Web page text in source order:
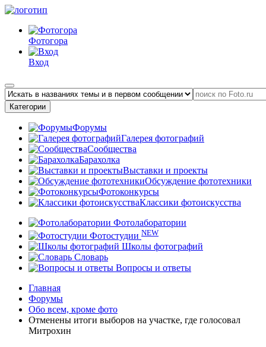
Фотогора
Вход
Категории
Форумы
Галерея фотографий
Сообщества
Барахолка
Выставки и проекты
Обсуждение фототехники
Фотоконкурсы
Классики фотоискусства
Фотолаборатории
Фотостудии NEW
Школы фотографий
Словарь
Вопросы и ответы
Главная
Форумы
Обо всем, кроме фото
Отменены итоги выборов на участке, где голосовал
Митрохин